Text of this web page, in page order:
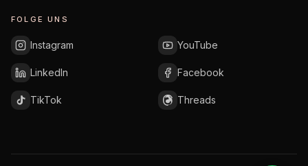
FOLGE UNS
Instagram YouTube
LinkedIn Facebook
TikTok Threads